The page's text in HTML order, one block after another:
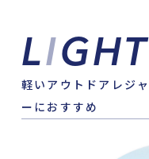
LIGHT